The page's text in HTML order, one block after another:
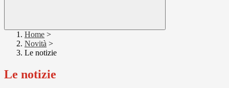
Home >
Novità >
Le notizie
Le notizie